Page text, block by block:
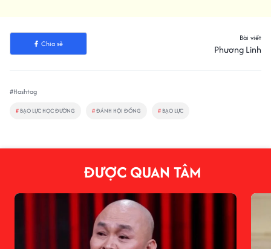
Chia sẻ
Bài viết
Phương Linh
#Hashtag
# BẠO LỰC HỌC ĐƯỜNG #ĐÁNH HỘI ĐỒNG # BẠO LỰC
ĐƯỢC QUAN TÂM